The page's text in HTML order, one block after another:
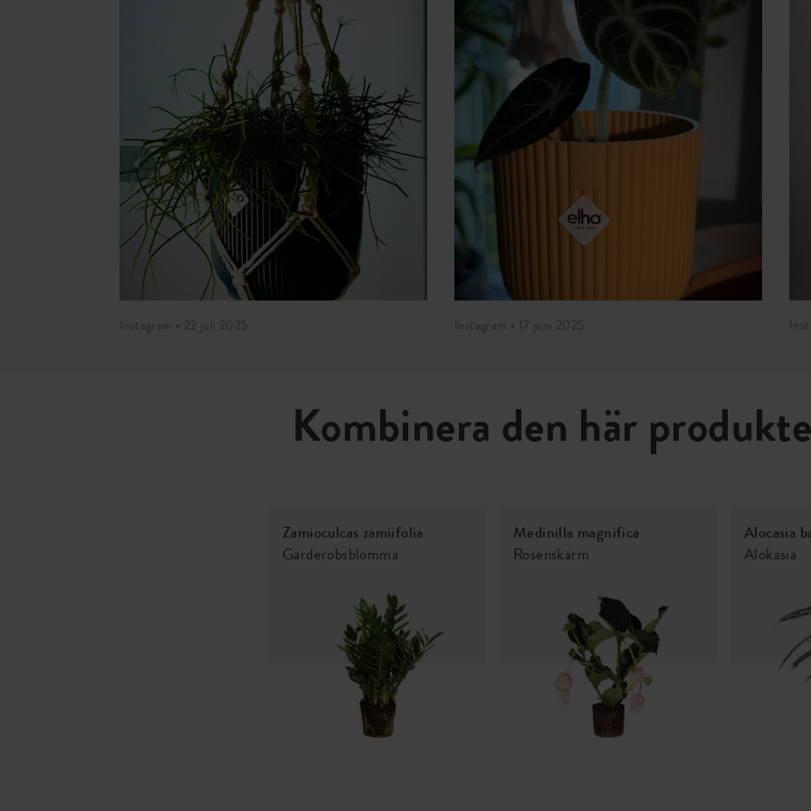
Instagram • 22 juli 2025 Instagram • 17 juni 2025
Kombinera den här
Zamioculcas zamiifolia
Garderobsblomma
Medinilla magnifica
Rosenskärm
Alocasia
Alokasia